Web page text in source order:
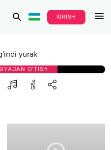
KIRISH
yurak
O‘TISH